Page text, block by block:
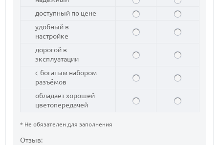
доступный по цене
удобный в
настройке
дорогой в
эксплуатации
с богатым набором
разъёмов
обладает хорошей
цветопередачей
* Не обязателен для заполнения
Отзыв: